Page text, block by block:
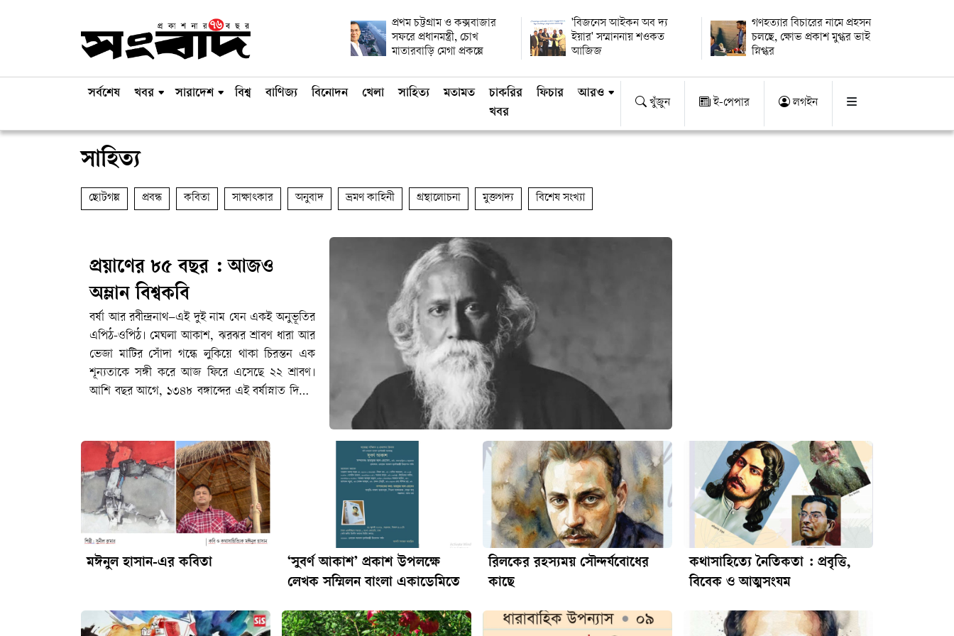
প্রথম চট্টগ্রাম ও কক্সবাজার
সফরে প্রধানমন্ত্রী, চোখ
মাতারবাড়ি মেগা প্রকল্পে
'বিজনেস আইকন অব দ্য
ইয়ার' সম্মাননায় শওকত
আজিজ
গণহত্যার বিচারের নামে প্রহসন
চলছে, ক্ষোভ প্রকাশ মুগ্ধর ভাই
স্নিগ্ধর
সর্বশেষ খবর সারাদেশ বিশ্ব বাণিজ্য বিনোদন খেলা সাহিত্য মতামত
চাকরির
খবর
ফিচার আরও
খুঁজুন ই-পেপার লগইন
সাহিত্য
ছোটগল্প প্রবন্ধ কবিতা সাক্ষাৎকার অনুবাদ ভ্রমণ কাহিনী গ্রন্থালোচনা মুক্তগদ্য বিশেষ সংখ্যা
প্রয়াণের ৮৫ বছর : আজও
অম্লান বিশ্বকবি
বর্ষা আর রবীন্দ্রনাথ–এই দুই নাম যেন একই অনুভূতির
এপিঠ-ওপিঠ। মেঘলা আকাশ, ঝরঝর শ্রাবণ ধারা আর
ভেজা মাটির সোঁদা গন্ধে লুকিয়ে থাকা চিরন্তন এক
শূন্যতাকে সঙ্গী করে আজ ফিরে এসেছে ২২ শ্রাবণ।
আশি বছর আগে, ১৩৪৮ বঙ্গাব্দের এই বর্ষাস্নাত দিনেই
বিশ্বকবি রবীন্দ্রনাথ ঠাকুর। আজ তার ৮৫তম প্রয়াণ
দিবস। মহাকালের আবর্তে ৮৫টি বছর পার হয়ে
গেলেও বাঙালির হৃদয়ে তিনি এতটুকু পুরোনো হননি।
জীবনের অনাবিল আনন্দ, গভীর বেদনা, বিরহ-মিলন
কিংবা প্রার্থনা–মানুষের মনস্তাত্ত্বিক প্রতিচ্ছবির প্রতিটি
নিবিড় কোণে আজও তিনি একইভাবে প্রাসঙ্গিক।
রবীন্দ্রনাথ এমন এক অফুরন্ত ঝরনাধারা, যার
অবগাহনে বাঙালি প্রতিদিন নতুন করে নিজের অস্তিত্ব
যে বালক কলম ধরেছিলেন, কালক্রমে তিনি হয়ে
উঠেছিলেন এক মহীরুহ। সাহিত্য ও শিল্পের এমন
মঈনুল হাসান-এর কবিতা
‘সুবর্ণ আকাশ’ প্রকাশ উপলক্ষে
লেখক সম্মিলন বাংলা একাডেমিতে
রিলকের রহস্যময় সৌন্দর্যবোধের
কাছে
কথাসাহিত্যে নৈতিকতা : প্রবৃত্তি,
বিবেক ও আত্মসংযম